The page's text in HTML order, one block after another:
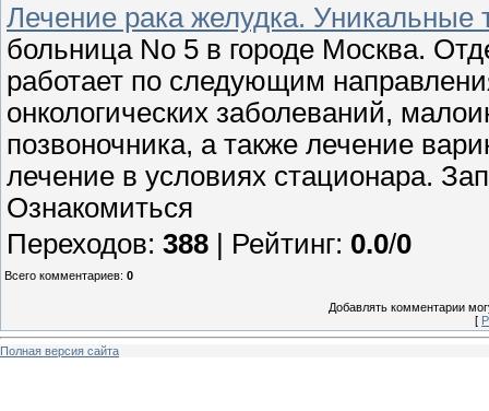
Лечение рака желудка. Уникальные
больница No 5 в городе Москва.
работает по следующим
онкологических заболеваний,
позвоночника, а также лечение
лечение в условиях стационара.
Ознакомиться
Переходов: 388 | Рейтинг: 0.0/0
Всего комментариев: 0
Добавлять комментарии
[
Полная версия сайта